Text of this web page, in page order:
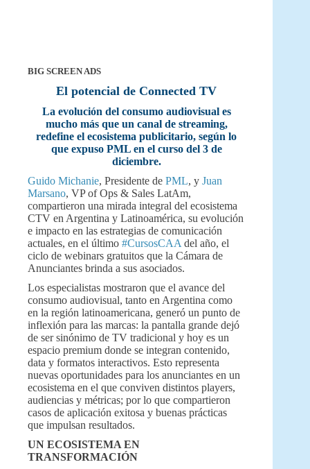
BIG SCREEN ADS
El potencial de Connected TV
La evolución del consumo audiovisual es
mucho más que un canal de streaming,
redefine el ecosistema publicitario, según lo
que expuso PML en el curso del 3 de
diciembre.
Guido Michanie, Presidente de PML, y Juan
Marsano, VP of Ops & Sales LatAm,
compartieron una mirada integral del ecosistema
CTV en Argentina y Latinoamérica, su evolución
e impacto en las estrategias de comunicación
actuales, en el último #CursosCAA del año, el
ciclo de webinars gratuitos que la Cámara de
Anunciantes brinda a sus asociados.
Los especialistas mostraron que el avance del
consumo audiovisual, tanto en Argentina como
en la región latinoamericana, generó un punto de
inflexión para las marcas: la pantalla grande dejó
de ser sinónimo de TV tradicional y hoy es un
espacio premium donde se integran contenido,
data y formatos interactivos. Esto representa
nuevas oportunidades para los anunciantes en un
ecosistema en el que conviven distintos players,
audiencias y métricas; por lo que compartieron
casos de aplicación exitosa y buenas prácticas
que impulsan resultados.
UN ECOSISTEMA EN
TRANSFORMACIÓN